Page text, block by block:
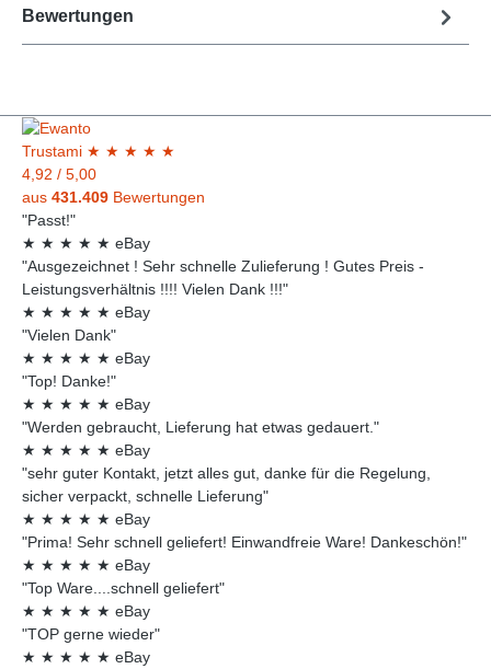
Bewertungen
Trustami ★ ★ ★ ★ ★
4,92 / 5,00
aus 431.409 Bewertungen
"Passt!"
★ ★ ★ ★ ★ eBay
"Ausgezeichnet ! Sehr schnelle Zulieferung ! Gutes Preis -
Leistungsverhältnis !!!! Vielen Dank !!!"
★ ★ ★ ★ ★ eBay
"Vielen Dank"
★ ★ ★ ★ ★ eBay
"Top! Danke!"
★ ★ ★ ★ ★ eBay
"Werden gebraucht, Lieferung hat etwas gedauert."
★ ★ ★ ★ ★ eBay
"sehr guter Kontakt, jetzt alles gut, danke für die Regelung,
sicher verpackt, schnelle Lieferung"
★ ★ ★ ★ ★ eBay
"Prima! Sehr schnell geliefert! Einwandfreie Ware! Dankeschön!"
★ ★ ★ ★ ★ eBay
"Top Ware....schnell geliefert"
★ ★ ★ ★ ★ eBay
"TOP gerne wieder"
★ ★ ★ ★ ★ eBay